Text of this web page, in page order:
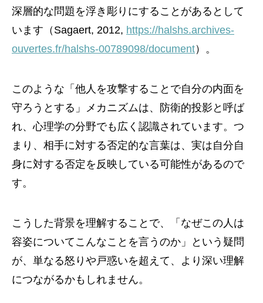
深層的な問題を浮き彫りにすることがあるとして
います（Sagaert, 2012, https://halshs.archives-
ouvertes.fr/halshs-00789098/document）。
このような「他人を攻撃することで自分の内面を
守ろうとする」メカニズムは、防衛的投影と呼ば
れ、心理学の分野でも広く認識されています。つ
まり、相手に対する否定的な言葉は、実は自分自
身に対する否定を反映している可能性があるので
す。
こうした背景を理解することで、「なぜこの人は
容姿についてこんなことを言うのか」という疑問
が、単なる怒りや戸惑いを超えて、より深い理解
につながるかもしれません。